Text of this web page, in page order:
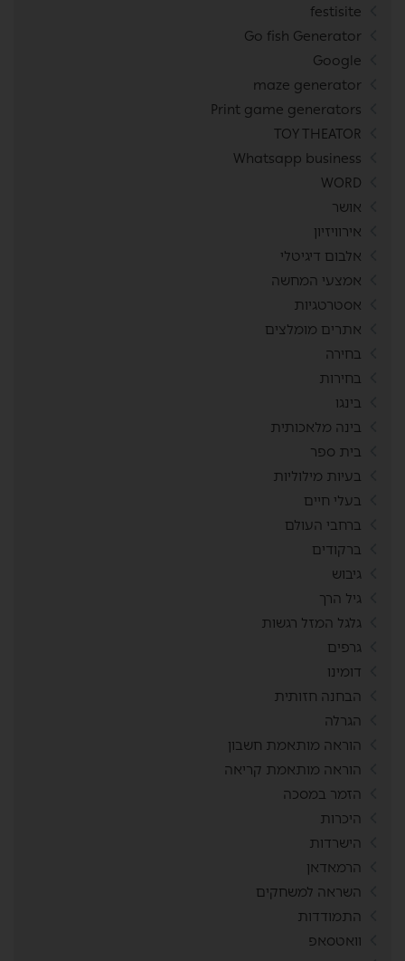
festisite
Go fish Generator
Google
maze generator
Print game generators
TOY THEATOR
Whatsapp business
WORD
אושר
אירוויזיון
אלבום דיגיטלי
אמצעי המחשה
אסטרטגיות
אתרים מומלצים
בחירה
בחירות
בינגו
בינה מלאכותית
בית ספר
בעיות מילוליות
בעלי חיים
ברחבי העולם
ברקודים
גיבוש
גיל הרך
גלגל המזל רגשות
גרפים
דומינו
הבחנה חזותית
הגרלה
הוראה מותאמת חשבון
הוראה מותאמת קריאה
הזמר במסכה
היכרות
הישרדות
הרמאדאן
השראה למשחקים
התמודדות
וואטסאפ